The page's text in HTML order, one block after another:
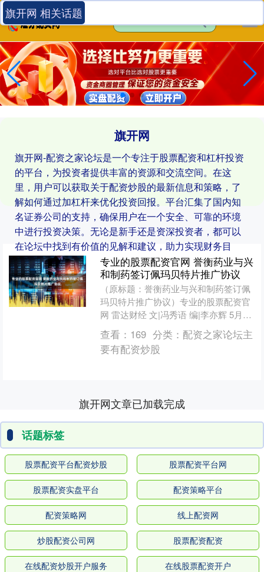
旗开网
旗开网-配资之家论坛是一个专注于股票配资和杠杆投资
的平台，为投资者提供丰富的资源和交流空间。在这
里，用户可以获取关于配资炒股的最新信息和策略，了
解如何通过加杠杆来优化投资回报。平台汇集了国内知
名证券公司的支持，确保用户在一个安全、可靠的环境
中进行投资决策。无论是新手还是资深投资者，都可以
在论坛中找到有价值的见解和建议，助力实现财务目
标。
旗开网 相关话题
专业的股票配资官网 誉衡药业与兴
和制药签订佩玛贝特片推广协议
（原标题：誉衡药业与兴和制药签订佩
玛贝特片推广协议）专业的股票配资官
网 雷达财经 文|冯秀语 编|李亦辉 5月26
日，誉衡药业（证券代码：002437）公
告，公....
查看： 169 分类： 配资之家论坛主
要有配资炒股
旗开网文章已加载完成
话题标签
股票配资平台配资炒股 股票配资平台网
股票配资实盘平台 配资策略平台
配资策略网 线上配资网
炒股配资公司网 股票配资配资
在线配资炒股开户服务 在线股票配资开户